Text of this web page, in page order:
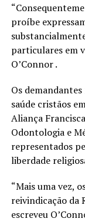
proíbe
particulares em
O’Connor.
Os
saúde cristãos
Aliança
Odontologia e
representados
liberdade
“Mais uma vez,
reivindicação da
escreveu